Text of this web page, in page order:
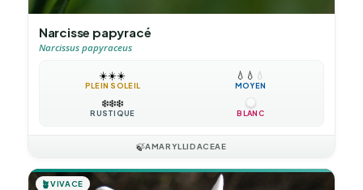
Narcisse papyracé
Narcissus papyraceus
☀️☀️☀️
PLEIN SOLEIL
💧 💧 💧
MOYEN
❄️❄️❄️
RUSTIQUE BLANC
🍃AMARYLLIDACEAE
🪴VIVACE